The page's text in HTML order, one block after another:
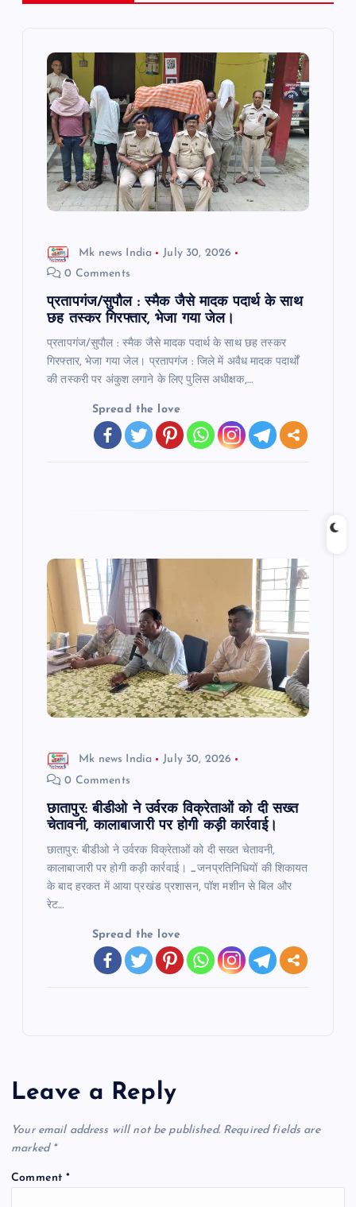
Mk news India
July 30, 2026
0 Comments
प्रतापगंज/सुपौल : स्मैक जैसे मादक पदार्थ के साथ
छह तस्कर गिरफ्तार, भेजा गया जेल।
प्रतापगंज/सुपौल : स्मैक जैसे मादक पदार्थ के साथ छह तस्कर
गिरफ्तार, भेजा गया जेल। प्रतापगंज : जिले में अवैध मादक पदार्थों
की तस्करी पर अंकुश लगाने के लिए पुलिस अधीक्षक,…
Spread the love
Mk news India
July 30, 2026
0 Comments
छातापुर: बीडीओ ने उर्वरक विक्रेताओं को दी सख्त
चेतावनी, कालाबाजारी पर होगी कड़ी कार्रवाई।
छातापुर: बीडीओ ने उर्वरक विक्रेताओं को दी सख्त चेतावनी,
कालाबाजारी पर होगी कड़ी कार्रवाई। _जनप्रतिनिधियों की शिकायत
के बाद हरकत में आया प्रखंड प्रशासन, पॉश मशीन से बिल और
रेट…
Spread the love
Leave a Reply
Your email address will not be published. Required fields are
marked *
Comment*